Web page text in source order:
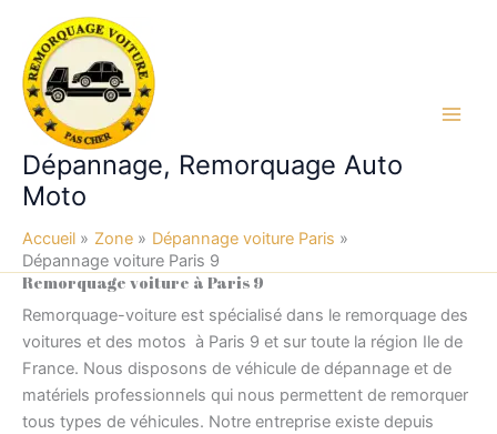
contenu
Dépannage, Remorquage Auto
Moto
Accueil Zone
Dépannage voiture Paris
Dépannage voiture Paris 9
Remorquage voiture à Paris 9
Remorquage-voiture est spécialisé dans le remorquage des
voitures et des motos à Paris 9 et sur toute la région Ile de
France. Nous disposons de véhicule de dépannage et de
matériels professionnels qui nous permettent de remorquer
tous types de véhicules. Notre entreprise existe depuis